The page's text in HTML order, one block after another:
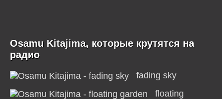
Osamu Kitajima, которые крутятся на
радио
fading sky
floating